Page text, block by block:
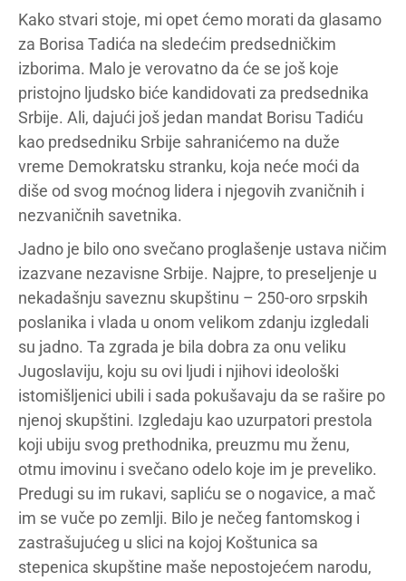
Kako stvari stoje, mi opet ćemo morati da glasamo
za Borisa Tadića na sledećim predsedničkim
izborima. Malo je verovatno da će se još koje
pristojno ljudsko biće kandidovati za predsednika
Srbije. Ali, dajući još jedan mandat Borisu Tadiću
kao predsedniku Srbije sahranićemo na duže
vreme Demokratsku stranku, koja neće moći da
diše od svog moćnog lidera i njegovih zvaničnih i
nezvaničnih savetnika.
Jadno je bilo ono svečano proglašenje ustava ničim
izazvane nezavisne Srbije. Najpre, to preseljenje u
nekadašnju saveznu skupštinu – 250-oro srpskih
poslanika i vlada u onom velikom zdanju izgledali
su jadno. Ta zgrada je bila dobra za onu veliku
Jugoslaviju, koju su ovi ljudi i njihovi ideološki
istomišljenici ubili i sada pokušavaju da se rašire po
njenoj skupštini. Izgledaju kao uzurpatori prestola
koji ubiju svog prethodnika, preuzmu mu ženu,
otmu imovinu i svečano odelo koje im je preveliko.
Predugi su im rukavi, sapliću se o nogavice, a mač
im se vuče po zemlji. Bilo je nečeg fantomskog i
zastrašujućeg u slici na kojoj Koštunica sa
stepenica skupštine maše nepostojećem narodu,